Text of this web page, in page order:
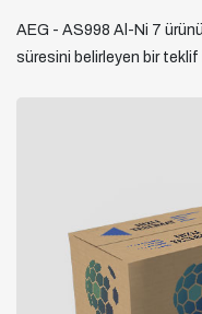
AEG - AS998 Al-Ni 7
süresini belirleyen bir teklif